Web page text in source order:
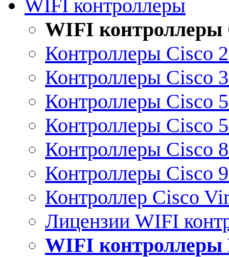
WIFI контроллеры
WIFI контроллеры
Контроллеры Cisco
Контроллеры Cisco
Контроллеры Cisco
Контроллеры Cisco
Контроллеры Cisco
Контроллеры Cisco
Контроллер Cisco
Лицензии WIFI
WIFI контроллеры